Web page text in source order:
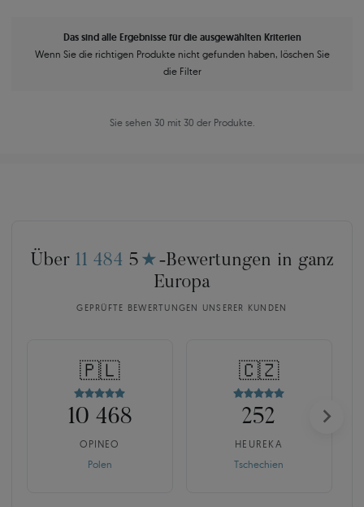
Das sind alle Ergebnisse für die ausgewählten Kriterien
Wenn Sie die richtigen Produkte nicht gefunden haben, löschen Sie
die Filter
Sie sehen 30 mit 30 der Produkte.
Über 11 484 5 ★ -Bewertungen in ganz
Europa
GEPRÜFTE BEWERTUNGEN UNSERER KUNDEN
🇵🇱
10 468
OPINEO
Polen
🇨🇿
252
HEUREKA
Tschechien